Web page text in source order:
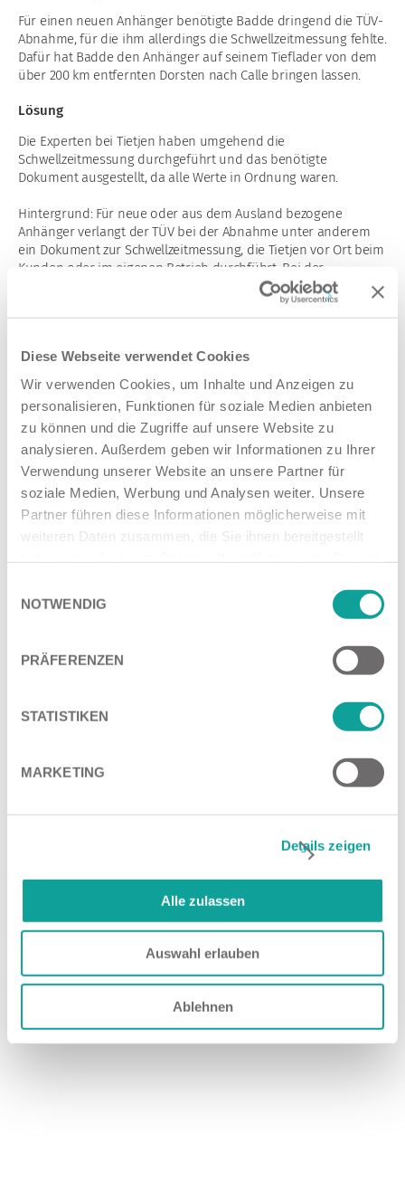
Diese Webseite verwendet Cookies
Wir verwenden Cookies, um Inhalte und Anzeigen zu
personalisieren, Funktionen für soziale Medien anbieten
zu können und die Zugriffe auf unsere Website zu
analysieren. Außerdem geben wir Informationen zu Ihrer
Verwendung unserer Website an unsere Partner für
soziale Medien, Werbung und Analysen weiter. Unsere
Partner führen diese Informationen möglicherweise mit
weiteren Daten zusammen, die Sie ihnen bereitgestellt
NOTWENDIG
PRÄFERENZEN
STATISTIKEN
MARKETING
Details zeigen
Alle zulassen
Auswahl erlauben
Ablehnen
Für einen neuen Anhänger benötigte Badde dringend die TÜV-
Abnahme, für die ihm allerdings die Schwellzeitmessung fehlte.
Dafür hat Badde den Anhänger auf seinem Tieflader von dem
über 200 km entfernten Dorsten nach Calle bringen lassen.
Lösung
Die Experten bei Tietjen haben umgehend die
Schwellzeitmessung durchgeführt und das benötigte
Dokument ausgestellt, da alle Werte in Ordnung waren.
Hintergrund: Für neue oder aus dem Ausland bezogene
Anhänger verlangt der TÜV bei der Abnahme unter anderem
ein Dokument zur Schwellzeitmessung, die Tietjen vor Ort beim
Kunden oder im eigenen Betrieb durchführt. Bei der
Schwellzeitmessung geht es um das Ansprechverhalten der
Druckluft-Bremse am Anhänger. Gemessen wird die Zeit, die
benötigt wird, bis das pneumatische Steuersignal zum
Tietjen nutzt dafür die „Conformity Test Unit“ (CTU) der Firma
WABCO. Gemäß der Verordnung (EU) 2015/68 darf die
Schwellzeit max. 0,4 sec betragen. Ein Überschreiten dieses
Wertes führt zu verzögertem Bremsen und verspätetem Lösen
der Bremsen, stellt also ein erhebliches Sicherheitsrisiko dar.
Es kommt mitunter auch vor, dass Anhänger den geforderten
Wert bei der Schwellzeitmessung nicht erreichen. In diesen
Fällen ergreift Tietjen geeignete Maßnahmen, um die
Schwellzeit zu verbessern, z. B. durch den Einbau eines Relais-
Ventils oder durch das Anpassen der Leitungsquerschnitte,
Für die Schwellzeitmessung nutzt Tietjen die Conformity